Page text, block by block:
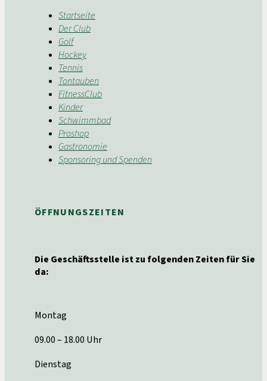
Startseite
Der Club
Golf
Hockey
Tennis
Tontauben
FitnessClub
Kinder
Schwimmbad
Proshop
Gastronomie
Sponsoring und Spenden
ÖFFNUNGSZEITEN
Die Geschäftsstelle ist zu folgenden Zeiten für Sie
da:
Montag
09.00 – 18.00 Uhr
Dienstag